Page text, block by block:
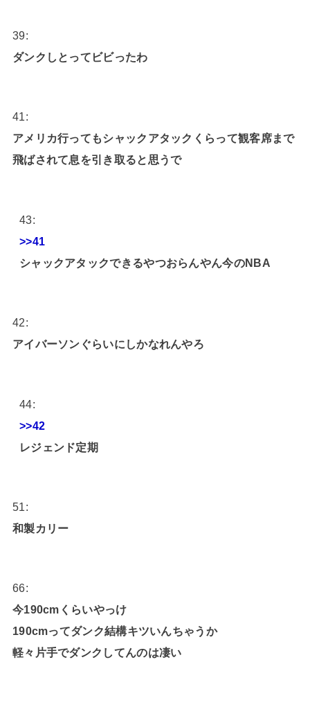
39:
ダンクしとってビビったわ
41:
アメリカ行ってもシャックアタックくらって観客席まで
飛ばされて息を引き取ると思うで
43:
>>41
シャックアタックできるやつおらんやん今のNBA
42:
アイバーソンぐらいにしかなれんやろ
44:
>>42
レジェンド定期
51:
和製カリー
66:
今190cmくらいやっけ
190cmってダンク結構キツいんちゃうか
軽々片手でダンクしてんのは凄い